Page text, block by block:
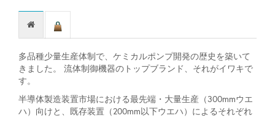
多品種少量生産体制で、ケミカルポンプ開発の歴史を築いて
きました。 流体制御機器のトップブランド、それがイワキで
す。
半導体製造装置市場における最先端・大量生産（300mmウエ
ハ）向けと、既存装置（200mm以下ウエハ）によるそれぞれ